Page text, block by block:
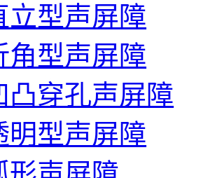
立型声屏障
角型声屏障
凸穿孔声屏障
明型声屏障